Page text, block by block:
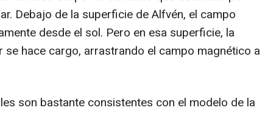
Debajo de la superficie de Alfvén, el campo
desde el sol. Pero en esa superficie, la
se hace cargo, arrastrando el campo magnético a
son bastante consistentes con el modelo de la